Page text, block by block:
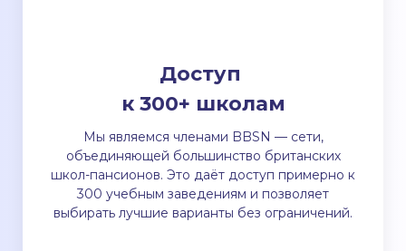
Доступ
к 300+ школам
Мы являемся членами BBSN — сети,
объединяющей большинство британских
школ-пансионов. Это даёт доступ примерно к
300 учебным заведениям и позволяет
выбирать лучшие варианты без ограничений.